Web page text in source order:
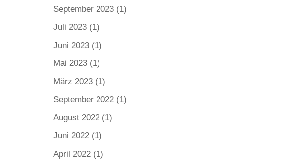
September 2023(1)
Juli 2023(1)
Juni 2023(1)
Mai 2023(1)
März 2023(1)
September 2022(1)
August 2022(1)
Juni 2022(1)
April 2022(1)